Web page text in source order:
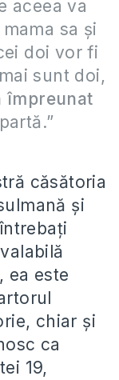
aceea va
sa şi
doi vor fi
sunt doi,
împreunat
căsătoria
şi
ea este
chiar şi
ca
19,